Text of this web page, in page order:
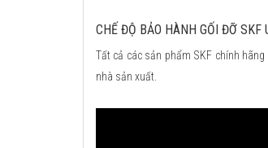
CHẾ ĐỘ BẢO HÀNH GỐI ĐỠ SKF
Tất cả các sản phẩm SKF chính
nhà sản xuất.